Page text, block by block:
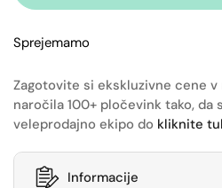
Sprejemamo
Zagotovite si ekskluzivne cene
naročila 100+ pločevink tako, da
veleprodajno ekipo do kliknite
Informacije